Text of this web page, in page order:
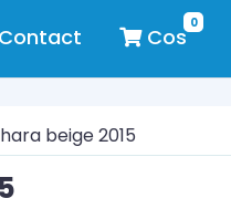
Contact
0
Cos
beige 2015